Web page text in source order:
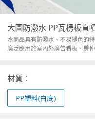
大圖防潑水 PP瓦楞板直
本商品具有防潑水、不易褪色的
廣泛應用於室內外廣告看板、房
材質：
PP塑料(白底)